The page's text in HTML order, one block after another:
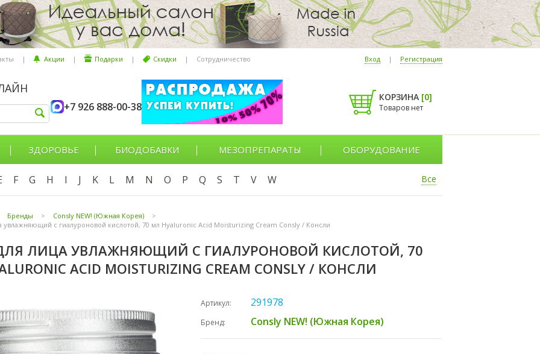
| Акции | Подарки | Скидки | Сотрудничество Вход | Регистрация
+7 926 888-00-38
КОРЗИНА [0]
Товаров нет
ЗДОРОВЬЕ БИОДОБАВКИ МЕЗОПРЕПАРАТЫ ОБОРУДОВАНИЕ
F G H I J K L M N O P Q S T V W Все
Бренды > Consly NEW! (Южная Корея)
>
увлажняющий с гиалуроновой кислотой, 70 мл Hyaluronic Acid Moisturizing Cream Consly / Консли
ЛИЦА УВЛАЖНЯЮЩИЙ С ГИАЛУРОНОВОЙ КИСЛОТОЙ, 70
ACID MOISTURIZING CREAM CONSLY / КОНСЛИ
Артикул: 291978
Бренд: Consly NEW! (Южная Корея)